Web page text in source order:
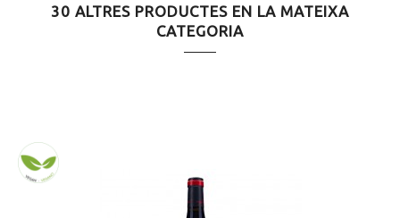
Arrossos de carn
MARIDATGE Embutits
30 ALTRES PRODUCTES EN LA MATEIXA
CATEGORIA